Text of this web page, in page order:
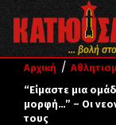
... βολή
Αρχική /
“Είμαστε μια
μορφή…” – Οι
τους